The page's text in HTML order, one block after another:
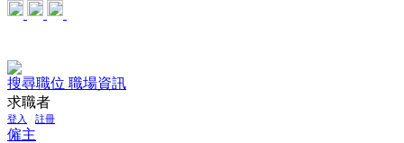
搜尋職位 職場資訊
求職者
登入 / 註冊
僱主